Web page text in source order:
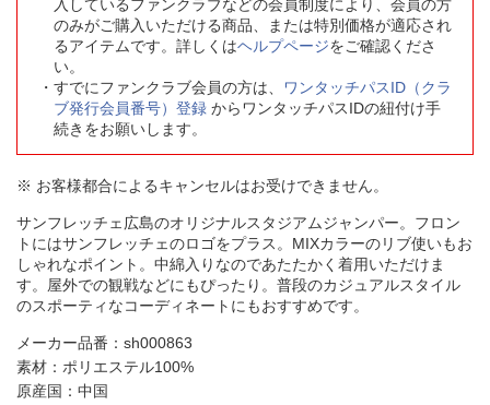
入しているファンクラブなどの会員制度により、会員の方
のみがご購入いただける商品、または特別価格が適応され
るアイテムです。詳しくはヘルプページをご確認くださ
い。
すでにファンクラブ会員の方は、
ワンタッチパスID（クラ
ブ発行会員番号）登録 からワンタッチパスIDの紐付け手
続きをお願いします。
※ お客様都合によるキャンセルはお受けできません。
サンフレッチェ広島のオリジナルスタジアムジャンパー。フロン
トにはサンフレッチェのロゴをプラス。MIXカラーのリブ使いもお
しゃれなポイント。中綿入りなのであたたかく着用いただけま
す。屋外での観戦などにもぴったり。普段のカジュアルスタイル
のスポーティなコーディネートにもおすすめです。
メーカー品番：sh000863
素材：ポリエステル100%
原産国：中国